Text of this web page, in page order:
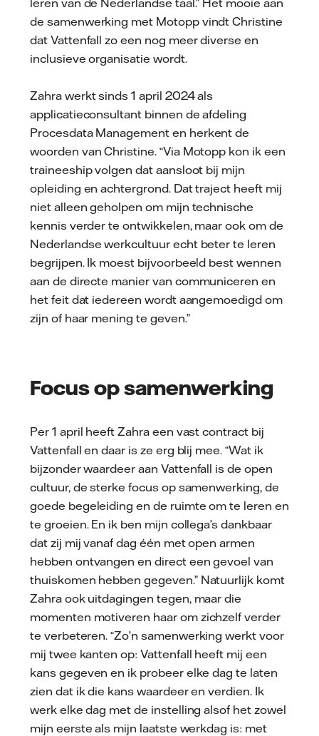
leren van de Nederlandse taal.” Het mooie aan
de samenwerking met Motopp vindt Christine
dat Vattenfall zo een nog meer diverse en
inclusieve organisatie wordt.
Zahra werkt sinds 1 april 2024 als
applicatieconsultant binnen de afdeling
Procesdata Management en herkent de
woorden van Christine. “Via Motopp kon ik een
traineeship volgen dat aansloot bij mijn
opleiding en achtergrond. Dat traject heeft mij
niet alleen geholpen om mijn technische
kennis verder te ontwikkelen, maar ook om de
Nederlandse werkcultuur echt beter te leren
begrijpen. Ik moest bijvoorbeeld best wennen
aan de directe manier van communiceren en
het feit dat iedereen wordt aangemoedigd om
zijn of haar mening te geven.”
Focus op samenwerking
Per 1 april heeft Zahra een vast contract bij
Vattenfall en daar is ze erg blij mee. “Wat ik
bijzonder waardeer aan Vattenfall is de open
cultuur, de sterke focus op samenwerking, de
goede begeleiding en de ruimte om te leren en
te groeien. En ik ben mijn collega’s dankbaar
dat zij mij vanaf dag één met open armen
hebben ontvangen en direct een gevoel van
thuiskomen hebben gegeven.” Natuurlijk komt
Zahra ook uitdagingen tegen, maar die
momenten motiveren haar om zichzelf verder
te verbeteren. “Zo’n samenwerking werkt voor
mij twee kanten op: Vattenfall heeft mij een
kans gegeven en ik probeer elke dag te laten
zien dat ik die kans waardeer en verdien. Ik
werk elke dag met de instelling alsof het zowel
mijn eerste als mijn laatste werkdag is: met